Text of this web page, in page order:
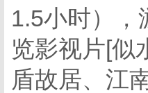
1.5小时），
览影视片[似
盾故居、江